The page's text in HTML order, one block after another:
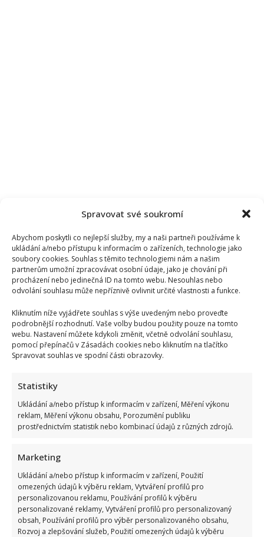
Spravovat své soukromí
Abychom poskytli co nejlepší služby, my a naši partneři používáme k
ukládání a/nebo přístupu k informacím o zařízeních, technologie jako
soubory cookies. Souhlas s těmito technologiemi nám a našim
partnerům umožní zpracovávat osobní údaje, jako je chování při
procházení nebo jedinečná ID na tomto webu. Nesouhlas nebo
odvolání souhlasu může nepříznivě ovlivnit určité vlastnosti a funkce.
Kliknutím níže vyjádřete souhlas s výše uvedeným nebo proveďte
podrobnější rozhodnutí. Vaše volby budou použity pouze na tomto
webu. Nastavení můžete kdykoli změnit, včetně odvolání souhlasu,
pomocí přepínačů v Zásadách cookies nebo kliknutím na tlačítko
Spravovat souhlas ve spodní části obrazovky.
Statistiky
Ukládání a/nebo přístup k informacím v zařízení, Měření výkonu
reklam, Měření výkonu obsahu, Porozumění publiku
prostřednictvím statistik nebo kombinací údajů z různých zdrojů.
Marketing
Ukládání a/nebo přístup k informacím v zařízení, Použití
omezených údajů k výběru reklam, Vytváření profilů pro
personalizovanou reklamu, Používání profilů k výběru
personalizované reklamy, Vytváření profilů pro personalizovaný
obsah, Používání profilů pro výběr personalizovaného obsahu,
Rozvoj a zlepšování služeb, Použití omezených údajů k výběru